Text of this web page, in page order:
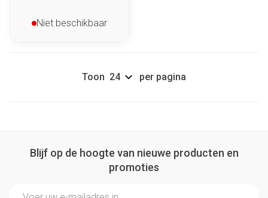
Niet beschikbaar
Toon per pagina
Blijf op de hoogte van nieuwe producten en
promoties